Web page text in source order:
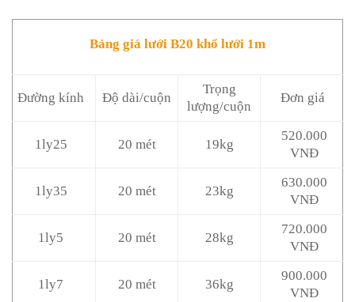
Bảng giá lưới B20 khổ lưới 1m
Đường kính Độ dài/cuộn
Trọng
lượng/cuộn
Đơn giá
1ly25 20 mét 19kg
520.000
VNĐ
1ly35 20 mét 23kg
630.000
VNĐ
1ly5 20 mét 28kg
720.000
VNĐ
1ly7 20 mét 36kg
900.000
VNĐ